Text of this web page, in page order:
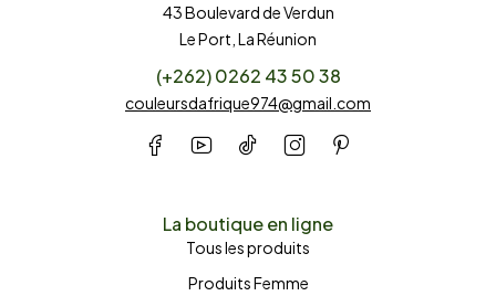
43 Boulevard de Verdun
Le Port, La Réunion
(+262) 0262 43 50 38
couleursdafrique974@gmail.com
La boutique en ligne
Tous les produits
Produits Femme